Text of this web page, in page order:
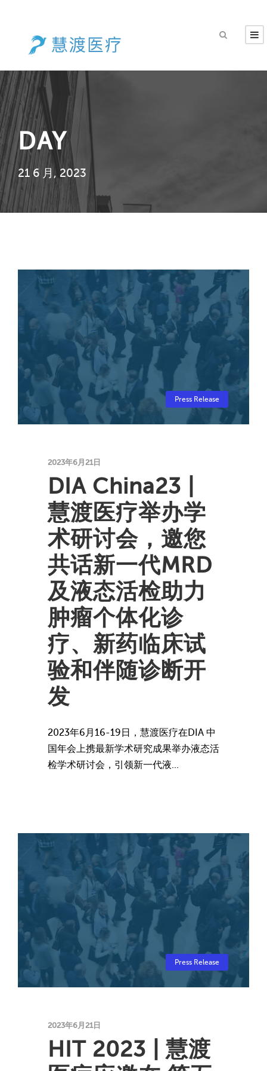
DAY
21 6 月, 2023
Press Release
2023年6月21日
DIA China23 |
慧渡医疗举办学
术研讨会，邀您
共话新一代MRD
及液态活检助力
肿瘤个体化诊
疗、新药临床试
验和伴随诊断开
发
2023年6月16-19日，慧渡医疗在DIA 中
国年会上携最新学术研究成果举办液态活
检学术研讨会，引领新一代液...
Press Release
2023年6月21日
HIT 2023 | 慧渡